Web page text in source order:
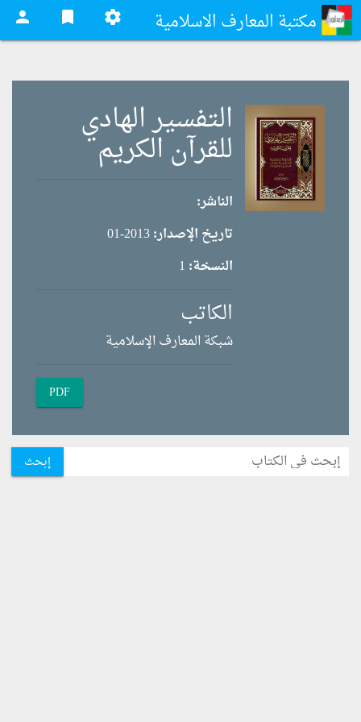
مكتبة المعارف الاسلامية settings
bookmark
person
التفسير الهادي
للقرآن الكريم
الناشر:
تاريخ الإصدار:2013-01
النسخة: 1
الكاتب
شبكة المعارف الإسلامية
PDF
إبحث